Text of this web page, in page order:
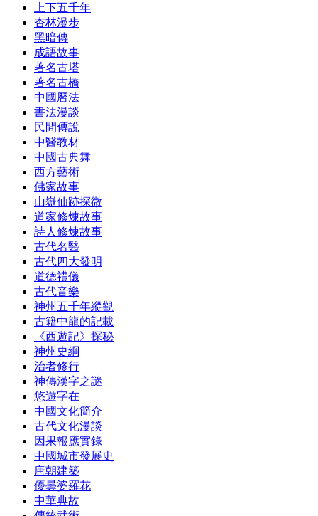
上下五千年
杏林漫步
黑暗傳
成語故事
著名古塔
著名古橋
中國曆法
書法漫談
民間傳說
中醫教材
中國古典舞
西方藝術
佛家故事
山嶽仙跡探微
道家修煉故事
詩人修煉故事
古代名醫
古代四大發明
道德禮儀
古代音樂
神州五千年縱觀
古籍中龍的記載
《西遊記》探秘
神州史綱
治者修行
神傳漢字之謎
悠遊字在
中國文化簡介
古代文化漫談
因果報應實錄
中國城市發展史
唐朝建築
優曇婆羅花
中華典故